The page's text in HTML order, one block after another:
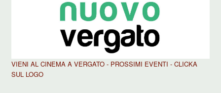
VIENI AL CINEMA A VERGATO - PROSSIMI EVENTI - CLICKA
SUL LOGO